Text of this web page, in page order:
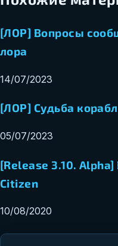
[ЛОР] Вопросы
лора
14/07/2023
[ЛОР] Судьба
05/07/2023
[Release 3.10.
Citizen
10/08/2020